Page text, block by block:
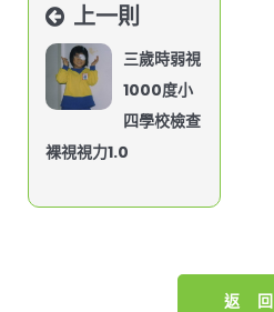
上一則
三歲時弱視
1000度小
四學校檢查
裸視視力1.0
返 回